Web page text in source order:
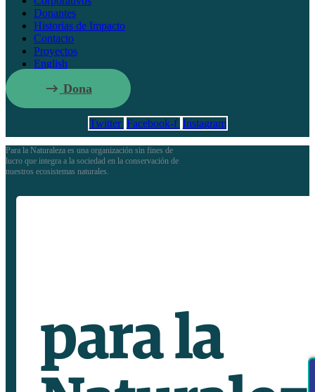
Donantes
Historias de Impacto
Contacto
Proyectos
English
Dona
Twitter Facebook-f Instagram
Para la Naturaleza es una organización sin fines de
lucro que integra a la sociedad en la conservación de
nuestros ecosistemas naturales.